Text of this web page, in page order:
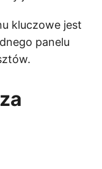
kluczowe jest
panelu